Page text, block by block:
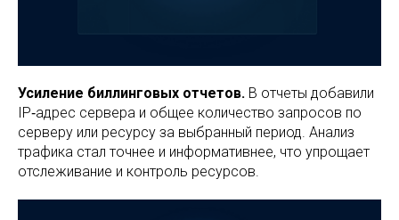
Усиление биллинговых отчетов. В отчеты добавили
IP‑адрес сервера и общее количество запросов по
серверу или ресурсу за выбранный период. Анализ
трафика стал точнее и информативнее, что упрощает
отслеживание и контроль ресурсов.